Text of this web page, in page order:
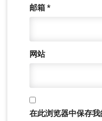
邮箱 *
网站
在此浏览器中保存